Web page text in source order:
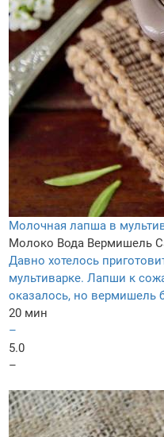
Молочная лапша в
Молоко Вода Вермишель
Давно хотелось
мультиварке. Лапши к
оказалось, но вермишель
20 мин
–
5.0
–